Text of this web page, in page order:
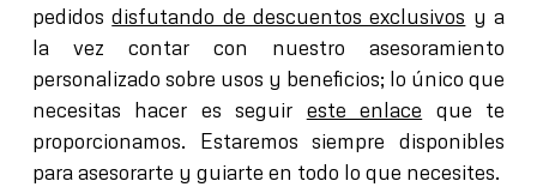
pedidosdisfutando de descuentos exclusivos y a
la vez contar con nuestro asesoramiento
personalizado sobre usos y beneficios; lo único que
necesitas hacer es seguir este enlace que te
proporcionamos. Estaremos siempre disponibles
para asesorarte y guiarte en todo lo que necesites.